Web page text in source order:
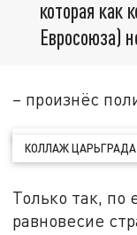
которая как
Евросоюза)
– произнёс
КОЛЛАЖ ЦАРЬГРАДА
Только так, по
равновесие